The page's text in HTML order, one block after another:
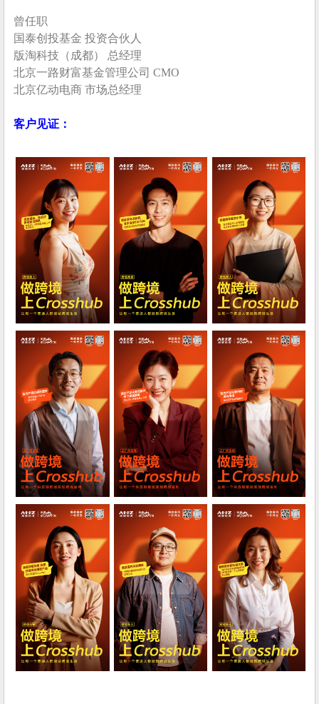
曾任职
国泰创投基金 投资合伙人
版淘科技（成都） 总经理
北京一路财富基金管理公司 CMO
北京亿动电商 市场总经理
客户见证：